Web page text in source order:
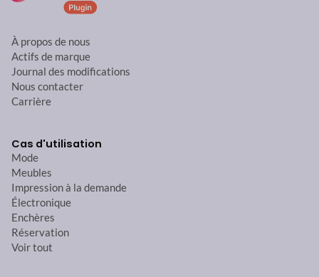
À propos de nous
Actifs de marque
Journal des modifications
Nous contacter
Carrière
Cas d'utilisation
Mode
Meubles
Impression à la demande
Électronique
Enchères
Réservation
Voir tout